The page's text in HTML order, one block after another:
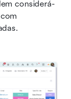
considerá-